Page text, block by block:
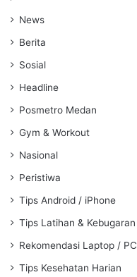
News
Berita
Sosial
Headline
Posmetro Medan
Gym & Workout
Nasional
Peristiwa
Tips Android / iPhone
Tips Latihan & Kebugaran
Rekomendasi Laptop / PC
Tips Kesehatan Harian